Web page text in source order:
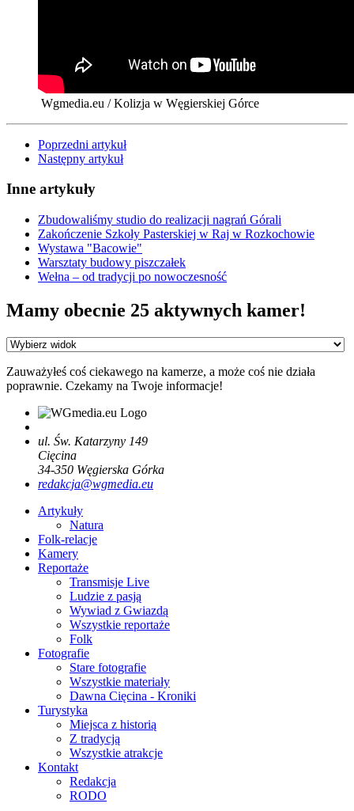
Wgmedia.eu / Kolizja w Węgierskiej Górce
Poprzedni artykuł
Następny artykuł
Inne artykuły
Zbudowaliśmy studio do realizacji nagrań Górali
Zakończenie Szkoły Pasterskiej w Raj w Rozkochowie
Wystawa "Bacowie"
Warsztaty budowy piszczałek
Wełna – od tradycji po nowoczesność
Mamy obecnie 25 aktywnych kamer!
Zauważyłeś coś ciekawego na kamerze, a może coś nie działa
poprawnie. Czekamy na Twoje informacje!
ul. Św. Katarzyny 149
Cięcina
34-350 Węgierska Górka
redakcja@wgmedia.eu
Artykuły
Natura
Folk-relacje
Kamery
Reportaże
Transmisje Live
Ludzie z pasją
Wywiad z Gwiazdą
Wszystkie reportaże
Folk
Fotografie
Stare fotografie
Wszystkie materiały
Dawna Cięcina - Kroniki
Turystyka
Miejsca z historią
Z tradycją
Wszystkie atrakcje
Kontakt
Redakcja
RODO